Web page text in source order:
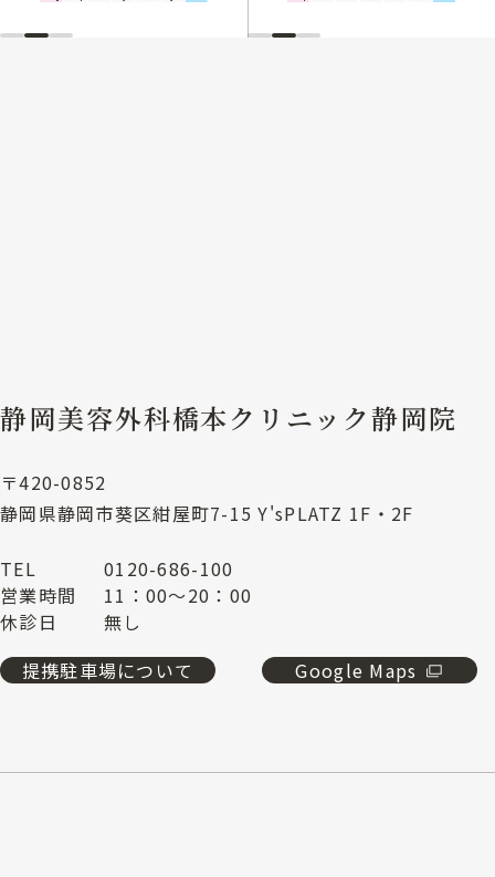
静岡美容外科橋本クリニック静岡院
〒420-0852
静岡県静岡市葵区紺屋町7-15 Y'sPLATZ 1F・2F
TEL
0120-686-100
営業時間
11：00～20：00
休診日
無し
提携駐車場について
Google Maps